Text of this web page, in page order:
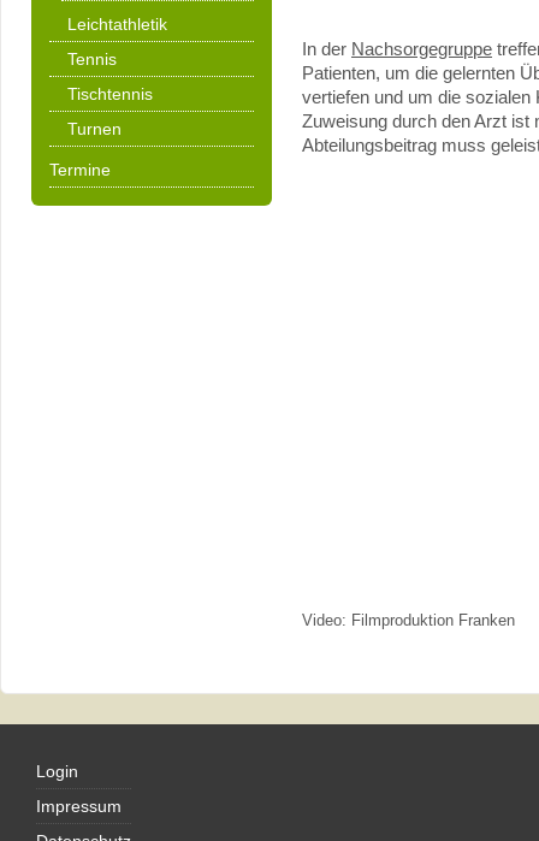
Leichtathletik
Tennis
Tischtennis
Turnen
Termine
In der Nachsorgegruppe
Patienten, um die gelernten
vertiefen und um die
Zuweisung durch den Arzt ist
Abteilungsbeitrag muss
Video: Filmproduktion Franken
Login
Impressum